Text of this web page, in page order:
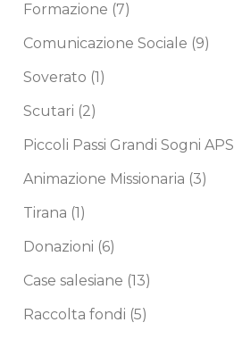
Formazione (7)
Comunicazione Sociale (9)
Soverato (1)
Scutari (2)
Piccoli Passi Grandi Sogni APS
Animazione Missionaria (3)
Tirana (1)
Donazioni (6)
Case salesiane (13)
Raccolta fondi (5)